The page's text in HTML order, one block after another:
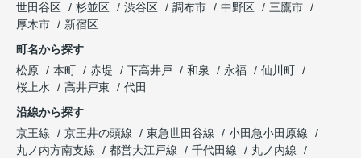
世田谷区
杉並区 渋谷区 調布市 中野区
三鷹市
厚木市
新宿区
町名から探す
松原
本町 赤堤 下高井戸 和泉 永福
仙川町
桜上水
高井戸東
代田
沿線から探す
京王線
京王井の頭線 東急世田谷線
小田急小田原線
丸ノ内方南支線
都営大江戸線 千代田線
丸ノ内線